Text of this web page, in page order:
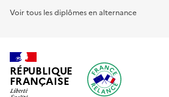
Voir tous les diplômes en alternance
RÉPUBLIQUE
FRANÇAISE